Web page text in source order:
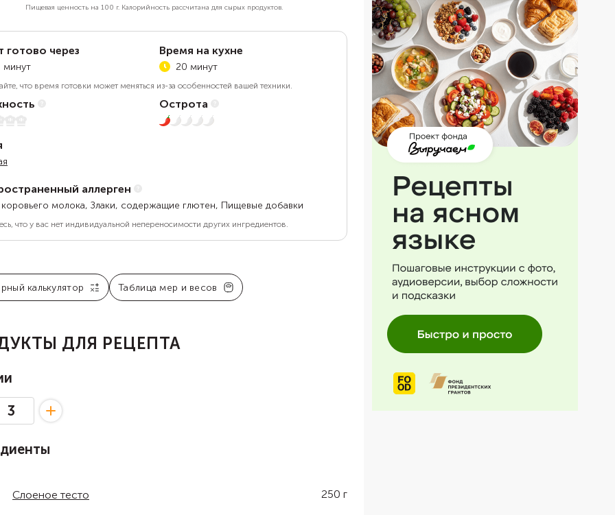
Пищевая ценность на 100 г.Калорийность рассчитана для сырых продуктов.
готово через
минут
Время на кухне
20 минут
что время готовки может меняться из-за особенностей вашей техники.
Острота
1 из 5
аллерген
молока, Злаки, содержащие глютен, Пищевые добавки
что у вас нет индивидуальной непереносимости других ингредиентов.
калькулятор Таблица мер и весов
ДЛЯ РЕЦЕПТА
Слоеное тесто 250 г